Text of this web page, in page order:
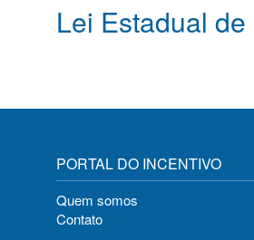
Lei Estadual
PORTAL DO INCENTIVO
Quem somos
Contato